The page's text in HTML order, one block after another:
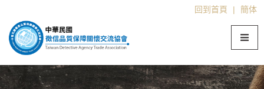
回到首頁 | 簡体